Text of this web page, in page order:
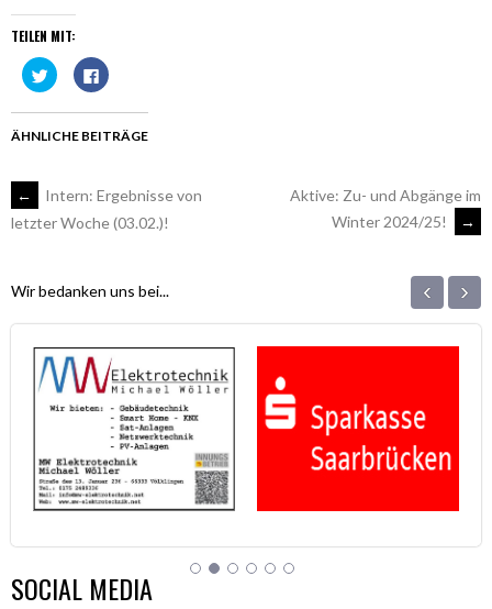
TEILEN MIT:
Klick,
um
Twitter
teilen
Fenster
geöffnet)
Klick,
um
Facebook
teilen
Fenster
geöffnet)
ÄHNLICHE BEITRÄGE
ARTIKEL-
←
Intern: Ergebnisse von
letzter Woche (03.02.)!
Aktive: Zu- und Abgänge im
Winter 2024/25!
→
Wir bedanken uns bei... ‹ ›
SOCIAL MEDIA